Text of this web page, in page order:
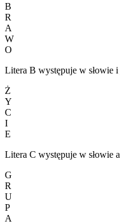
B
R
A
W
O
Litera B występuje w słowie
Ż
Y
C
I
E
Litera C występuje w słowie
G
R
U
P
A